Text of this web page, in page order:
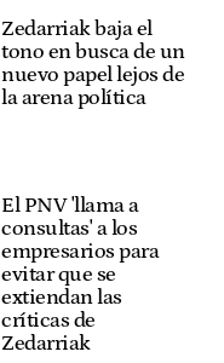
Zedarriak baja el
tono en busca de un
nuevo papel lejos de
la arena política
El PNV 'llama a
consultas' a los
empresarios para
evitar que se
extiendan las
críticas de
Zedarriak